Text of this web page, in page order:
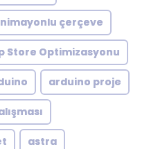
çerçeve
Store Optimizasyonu
arduino proje
astra